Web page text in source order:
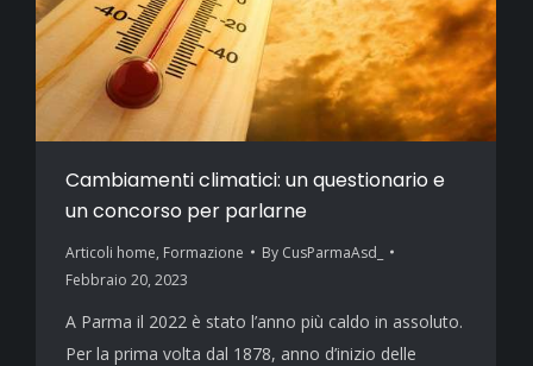
Cambiamenti climatici: un questionario e
un concorso per parlarne
Articoli home, Formazione By CusParmaAsd_
Febbraio 20, 2023
A Parma il 2022 è stato l’anno più caldo in assoluto.
Per la prima volta dal 1878, anno d’inizio delle